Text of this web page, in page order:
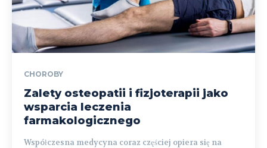
CHOROBY
Zalety osteopatii i fizjoterapii jako
wsparcia leczenia
farmakologicznego
Współczesna medycyna coraz częściej opiera się na